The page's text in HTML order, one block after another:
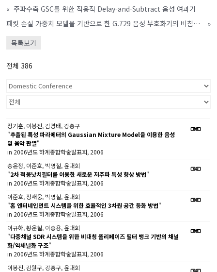
« 주파수축 GSC를 위한 적응적 Delay-and-Subtract 음성 여과기
패킷 손실 가중치 모델을 기반으로 한 G.729 음성 부호화기의 비침임적(Non-Intrusive) 음질평가 방법
»
목록보기
전체 386
정기훈, 이봉진, 김경태, 강홍구
"추출된 특성 파라메터의 Gaussian Mixture Model을 이용한 음성
및 음악 판별"
in 2006년도 하계종합학술발표회, 2006
송은정, 이준호, 박영철, 윤대희
"2차 적응낫치필터를 이용한 새로운 저주파 특성 향상 방법"
in 2006년도 하계종합학술발표회, 2006
이준호, 정재웅, 박영철, 윤대희
"홈 엔터네인먼트 시스템을 위한 효율적인 3차원 공간 등화 방법"
in 2006년도 하계종합학술발표회, 2006
이규하, 황운철, 이충용, 윤대희
"다중채널 SDR 시스템을 위한 비대칭 폴리페이즈 필터 뱅크 기반의 채널
화/역채널화 구조"
in 2006년도 하계종합학술발표회, 2006
이봉진, 김원구, 강홍구, 윤대희